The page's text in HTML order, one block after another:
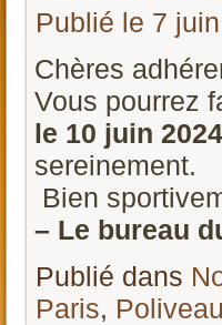
Publié le 7
Chères
Vous pourrez
le 10 juin 2024
sereinement.
Bien
– Le bureau
Publié dans
Paris,